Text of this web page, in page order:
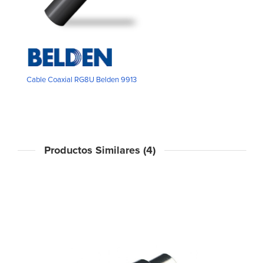
Cable Coaxial RG8U Belden 9913
Productos Similares (4)